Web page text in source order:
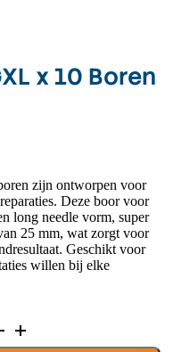
x 10 Boren
zijn ontworpen voor
Deze boor voor
long needle vorm, super
25 mm, wat zorgt voor
Geschikt voor
willen bij elke